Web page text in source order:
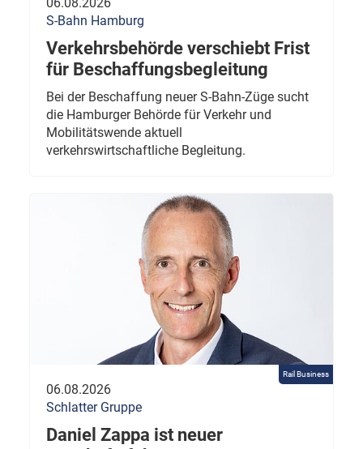
S-Bahn Hamburg
Verkehrsbehörde verschiebt Frist
für Beschaffungsbegleitung
Bei der Beschaffung neuer S-Bahn-Züge sucht
die Hamburger Behörde für Verkehr und
Mobilitätswende aktuell
verkehrswirtschaftliche Begleitung.
Rail Business
06.08.2026
Schlatter Gruppe
Daniel Zappa ist neuer